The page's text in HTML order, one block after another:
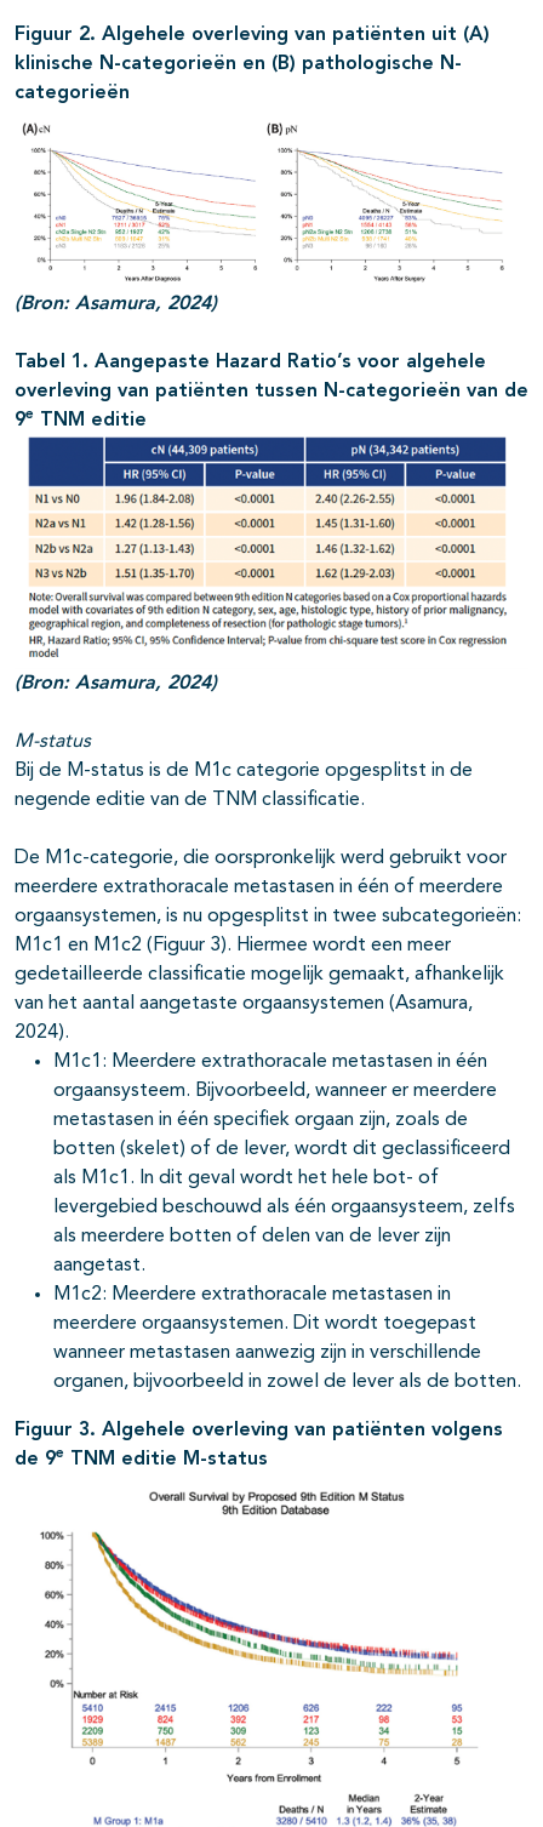
Figuur 2. Algehele overleving van patiënten uit (A)
klinische N-categorieën en (B) pathologische N-
categorieën
(Bron: Asamura, 2024)
Tabel 1. Aangepaste Hazard Ratio’s voor algehele
overleving van patiënten tussen N-categorieën van de
9e TNM editie
(Bron: Asamura, 2024)
M-status
Bij de M-status is de M1c categorie opgesplitst in de
negende editie van de TNM classificatie.
De M1c-categorie, die oorspronkelijk werd gebruikt voor
meerdere extrathoracale metastasen in één of meerdere
orgaansystemen, is nu opgesplitst in twee subcategorieën:
M1c1 en M1c2 (Figuur 3). Hiermee wordt een meer
gedetailleerde classificatie mogelijk gemaakt, afhankelijk
van het aantal aangetaste orgaansystemen (Asamura,
2024).
M1c1: Meerdere extrathoracale metastasen in één
orgaansysteem. Bijvoorbeeld, wanneer er meerdere
metastasen in één specifiek orgaan zijn, zoals de
botten (skelet) of de lever, wordt dit geclassificeerd
als M1c1. In dit geval wordt het hele bot- of
levergebied beschouwd als één orgaansysteem, zelfs
als meerdere botten of delen van de lever zijn
aangetast.
M1c2: Meerdere extrathoracale metastasen in
meerdere orgaansystemen. Dit wordt toegepast
wanneer metastasen aanwezig zijn in verschillende
organen, bijvoorbeeld in zowel de lever als de botten.
Figuur 3. Algehele overleving van patiënten volgens
de 9e TNM editie M-status